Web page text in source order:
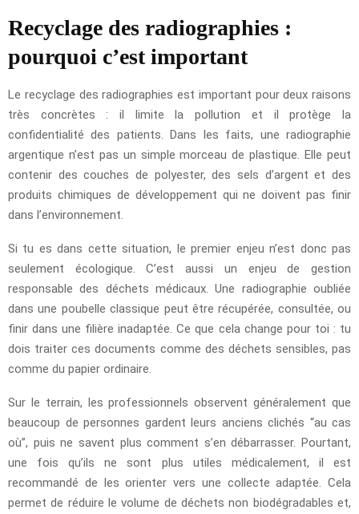
Recyclage des radiographies :
pourquoi c’est important
Le recyclage des radiographies est important pour deux raisons
très concrètes : il limite la pollution et il protège la
confidentialité des patients. Dans les faits, une radiographie
argentique n’est pas un simple morceau de plastique. Elle peut
contenir des couches de polyester, des sels d’argent et des
produits chimiques de développement qui ne doivent pas finir
dans l’environnement.
Si tu es dans cette situation, le premier enjeu n’est donc pas
seulement écologique. C’est aussi un enjeu de gestion
responsable des déchets médicaux. Une radiographie oubliée
dans une poubelle classique peut être récupérée, consultée, ou
finir dans une filière inadaptée. Ce que cela change pour toi : tu
dois traiter ces documents comme des déchets sensibles, pas
comme du papier ordinaire.
Sur le terrain, les professionnels observent généralement que
beaucoup de personnes gardent leurs anciens clichés “au cas
où”, puis ne savent plus comment s’en débarrasser. Pourtant,
une fois qu’ils ne sont plus utiles médicalement, il est
recommandé de les orienter vers une collecte adaptée. Cela
permet de réduire le volume de déchets non biodégradables et,